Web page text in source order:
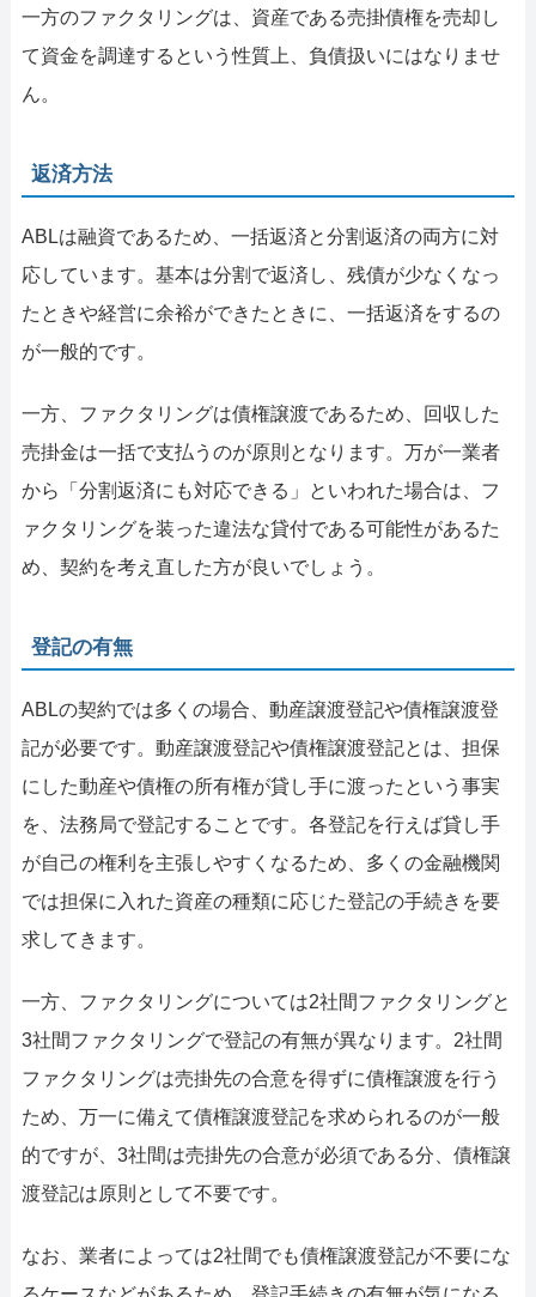
一方のファクタリングは、資産である売掛債権を売却し
て資金を調達するという性質上、負債扱いにはなりませ
ん。
返済方法
ABLは融資であるため、一括返済と分割返済の両方に対
応しています。基本は分割で返済し、残債が少なくなっ
たときや経営に余裕ができたときに、一括返済をするの
が一般的です。
一方、ファクタリングは債権譲渡であるため、回収した
売掛金は一括で支払うのが原則となります。万が一業者
から「分割返済にも対応できる」といわれた場合は、フ
ァクタリングを装った違法な貸付である可能性があるた
め、契約を考え直した方が良いでしょう。
登記の有無
ABLの契約では多くの場合、動産譲渡登記や債権譲渡登
記が必要です。動産譲渡登記や債権譲渡登記とは、担保
にした動産や債権の所有権が貸し手に渡ったという事実
を、法務局で登記することです。各登記を行えば貸し手
が自己の権利を主張しやすくなるため、多くの金融機関
では担保に入れた資産の種類に応じた登記の手続きを要
求してきます。
一方、ファクタリングについては2社間ファクタリング​と​
3社間ファクタリングで登記の有無が異なります。2社間
ファクタリングは売掛先の合意を得ずに債権譲渡を行う
ため、万一に備えて債権譲渡登記を求められるのが一般
的ですが、3社間は売掛先の合意が必須である分、債権譲
渡登記は原則として不要です。
なお、業者によっては2社間でも債権譲渡登記が不要にな